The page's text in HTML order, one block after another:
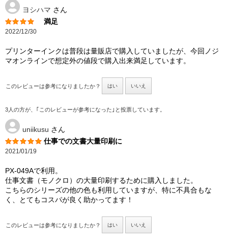
ヨシハマ さん
満足
2022/12/30
プリンターインクは普段は量販店で購入していましたが、今回ノジ
マオンラインで想定外の値段で購入出来満足しています。
このレビューは参考になりましたか？ はい いいえ
3人の方が、｢このレビューが参考になった｣と投票しています。
uniikusu さん
仕事での文書大量印刷に
2021/01/19
PX-049Aで利用。
仕事文書（モノクロ）の大量印刷するために購入しました。
こちらのシリーズの他の色も利用していますが、特に不具合もな
く、とてもコスパが良く助かってます！
このレビューは参考になりましたか？ はい いいえ